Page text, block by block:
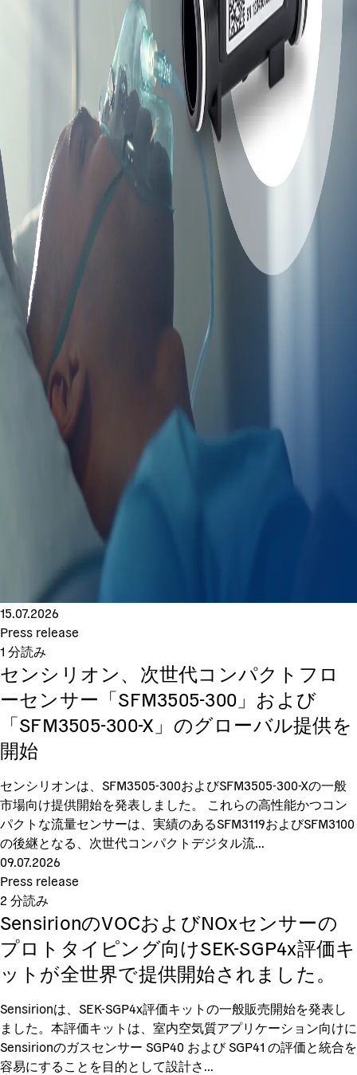
15.07.2026
Press release
1 分読み
センシリオン、次世代コンパクトフロ
ーセンサー「SFM3505-300」および
「SFM3505-300-X」のグローバル提供を
開始
センシリオンは、SFM3505-300およびSFM3505-300-Xの一般
市場向け提供開始を発表しました。 これらの高性能かつコン
パクトな流量センサーは、実績のあるSFM3119およびSFM3100
の後継となる、次世代コンパクトデジタル流...
09.07.2026
Press release
2 分読み
SensirionのVOCおよびNOxセンサーの
プロトタイピング向けSEK-SGP4x評価キ
ットが全世界で提供開始されました。
Sensirionは、SEK-SGP4x評価キットの一般販売開始を発表し
ました。本評価キットは、室内空気質アプリケーション向けに
Sensirionのガスセンサー SGP40 および SGP41 の評価と統合を
容易にすることを目的として設計さ...